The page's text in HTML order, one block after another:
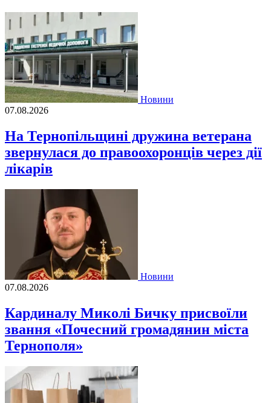
Новини
07.08.2026
На Тернопільщині дружина ветерана
звернулася до правоохоронців через дії
лікарів
Новини
07.08.2026
Кардиналу Миколі Бичку присвоїли
звання «Почесний громадянин міста
Тернополя»